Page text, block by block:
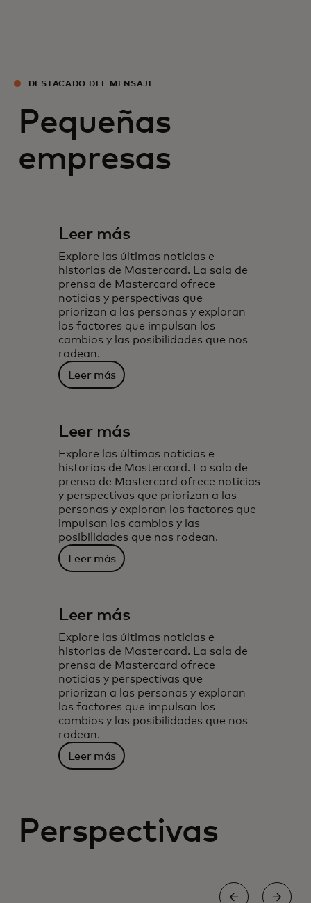
DESTACADO DEL MENSAJE
Pequeñas
empresas
Leer más
Explore las últimas noticias e
historias de Mastercard. La sala de
prensa de Mastercard ofrece
noticias y perspectivas que
priorizan a las personas y exploran
los factores que impulsan los
cambios y las posibilidades que nos
rodean.
Leer más
Leer más
Explore las últimas noticias e
historias de Mastercard. La sala de
prensa de Mastercard ofrece noticias
y perspectivas que priorizan a las
personas y exploran los factores que
impulsan los cambios y las
posibilidades que nos rodean.
Leer más
Leer más
Explore las últimas noticias e
historias de Mastercard. La sala de
prensa de Mastercard ofrece
noticias y perspectivas que
priorizan a las personas y exploran
los factores que impulsan los
cambios y las posibilidades que nos
rodean.
Leer más
Perspectivas